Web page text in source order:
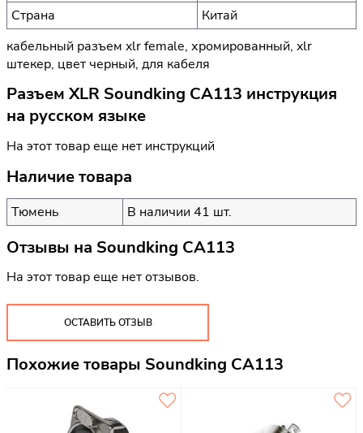
Страна
Китай
кабельный разъем xlr female, хромированный, xlr
штекер, цвет черный, для кабеля
Разъем XLR Soundking CA113 инструкция
на русском языке
На этот товар еще нет инструкций
Наличие товара
Тюмень В наличии 41 шт.
Отзывы на Soundking CA113
На этот товар еще нет отзывов.
ОСТАВИТЬ ОТЗЫВ
Похожие товары Soundking CA113